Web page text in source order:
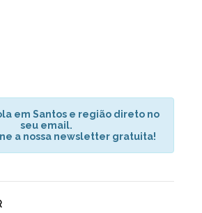
em Santos e região direto no
seu email.
a nossa newsletter gratuita!